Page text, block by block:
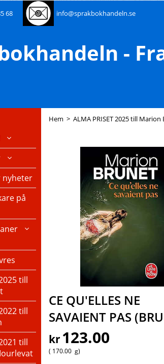
68 info@sprakbokhandeln.se
-
nyheter
på
till
till
till
Hem > ALMA PRISET 2025 till
CE QU'ELLES NE
SAVAIENT PAS
kr 123.00
170.00 g